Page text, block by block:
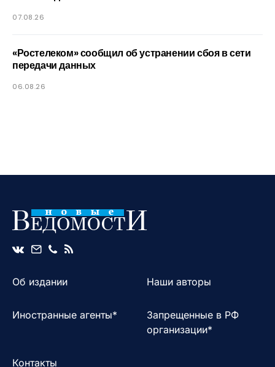
07.08.26
«Ростелеком» сообщил об устранении сбоя в сети
передачи данных
06.08.26
Об издании Наши авторы
Иностранные агенты*
Запрещенные в РФ
организации*
Контакты